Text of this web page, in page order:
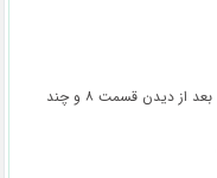
کشش نداشت و رغبت نمی کردم ادامه سریال ببینم بعد از دیدن قسمت ۸ و چند